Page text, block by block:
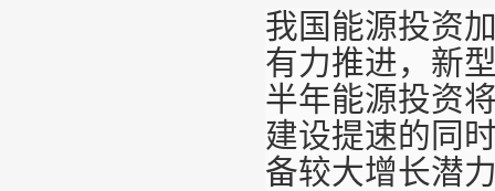
我国能源投资
有力推进，新
半年能源投资
建设提速的同
备较大增长潜